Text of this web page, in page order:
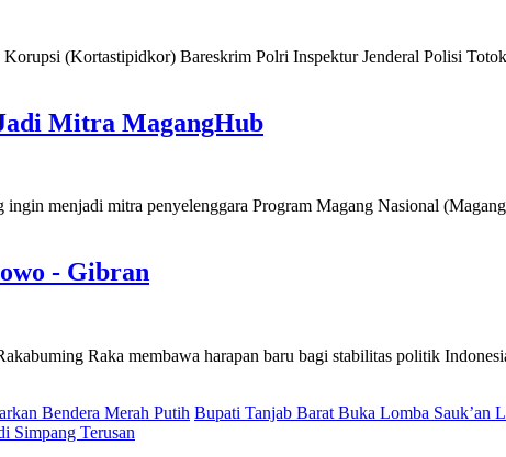
(Kortastipidkor) Bareskrim Polri Inspektur Jenderal Polisi
Mitra MagangHub
menjadi mitra penyelenggara Program Magang Nasional
- Gibran
Raka membawa harapan baru bagi stabilitas politik
Bendera Merah Putih Bupati Tanjab Barat Buka Lomba Sauk’an
Simpang Terusan